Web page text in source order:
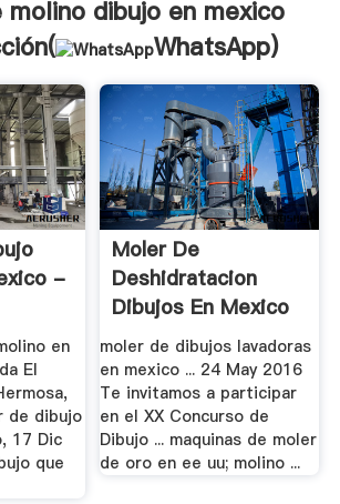
molino dibujo en mexico
WhatsApp)
-
en
El
de dibujo
17 Dic
que
Moler De
Deshidratacion
Dibujos En Mexico
- .
moler de dibujos lavadoras
en mexico ... 24 May 2016
Te invitamos a participar
en el XX Concurso de
Dibujo ... maquinas de moler
de oro en ee uu; molino ...